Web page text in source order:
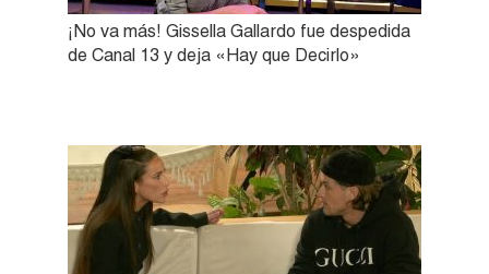
¡No va más! Gissella Gallardo fue despedida
de Canal 13 y deja «Hay que Decirlo»